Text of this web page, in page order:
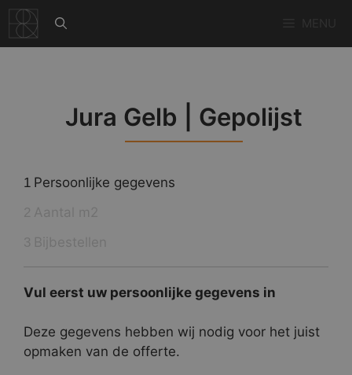
naar
de
Jura Gelb | Gepolijst
1 Persoonlijke gegevens
Vul eerst uw persoonlijke gegevens in
Deze gegevens hebben wij nodig voor het juist
opmaken van de offerte.